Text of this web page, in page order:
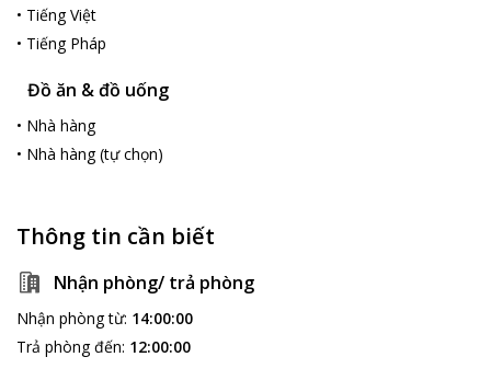
• Tiếng Việt
• Tiếng Pháp
Đồ ăn & đồ uống
• Nhà hàng
• Nhà hàng (tự chọn)
Thông tin cần biết
Nhận phòng/ trả phòng
Nhận phòng từ: 14:00:00
Trả phòng đến: 12:00:00